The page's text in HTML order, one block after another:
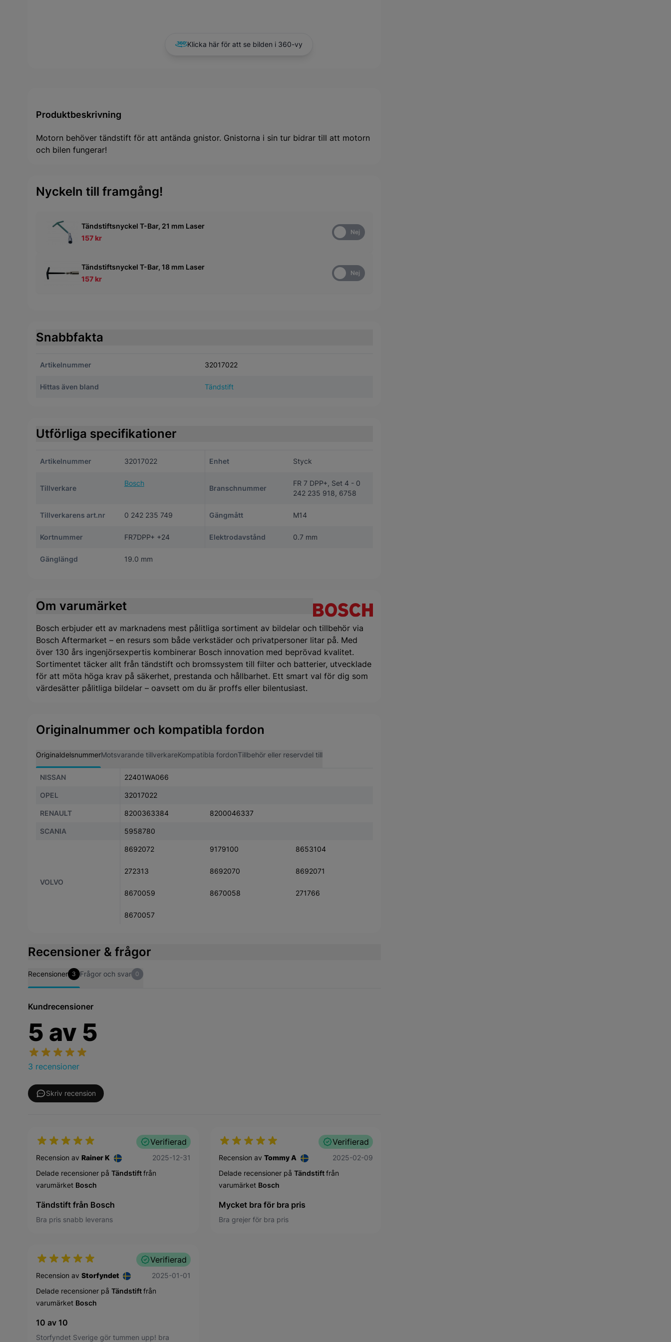
Klicka här för att se bilden i 360-vy
Produktbeskrivning
Motorn behöver tändstift för att antända gnistor. Gnistorna i sin tur bidrar till att motorn
och bilen fungerar!
Nyckeln till framgång!
Tändstiftsnyckel T-Bar, 21 mm Laser
157 kr
Nej
Tändstiftsnyckel T-Bar, 18 mm Laser
157 kr
Nej
Snabbfakta
Artikelnummer 32017022
Hittas även bland Tändstift
Utförliga specifikationer
Artikelnummer 32017022 Enhet Styck
Tillverkare
Bosch
Branschnummer
FR 7 DPP+, Set 4 - 0
242 235 918, 6758
Tillverkarens art.nr 0 242 235 749 Gängmått M14
Kortnummer FR7DPP+ +24 Elektrodavstånd 0.7 mm
Gänglängd 19.0 mm
Om varumärket
Bosch erbjuder ett av marknadens mest pålitliga sortiment av bildelar och tillbehör via
Bosch Aftermarket – en resurs som både verkstäder och privatpersoner litar på. Med
över 130 års ingenjörsexpertis kombinerar Bosch innovation med beprövad kvalitet.
Sortimentet täcker allt från tändstift och bromssystem till filter och batterier, utvecklade
för att möta höga krav på säkerhet, prestanda och hållbarhet. Ett smart val för dig som
värdesätter pålitliga bildelar – oavsett om du är proffs eller bilentusiast.
Originalnummer och kompatibla fordon
OriginaldelsnummerMotsvarande tillverkareKompatibla fordonTillbehör eller reservdel till
NISSAN 22401WA066
OPEL 32017022
RENAULT 8200363384 8200046337
SCANIA 5958780
VOLVO
8692072 9179100 8653104
272313 8692070 8692071
8670059 8670058 271766
8670057
Recensioner & frågor
Recensioner 3 Frågor och svar 0
Kundrecensioner
5 av 5
3 recensioner
Skriv recension
Verifierad
Recension av Rainer K 31 december 2025
2025-12-31
Delade recensioner på Tändstiftfrån
varumärket Bosch
Tändstift från Bosch
Bra pris snabb leverans
Verifierad
Recension av Tommy A 9 februari 2025
2025-02-09
Delade recensioner på Tändstiftfrån
varumärket Bosch
Mycket bra för bra pris
Bra grejer för bra pris
Verifierad
Recension av Storfyndet 1 januari 2025
2025-01-01
Delade recensioner på Tändstiftfrån
varumärket Bosch
10 av 10
Storfyndet Sverige gör tummen upp! bra